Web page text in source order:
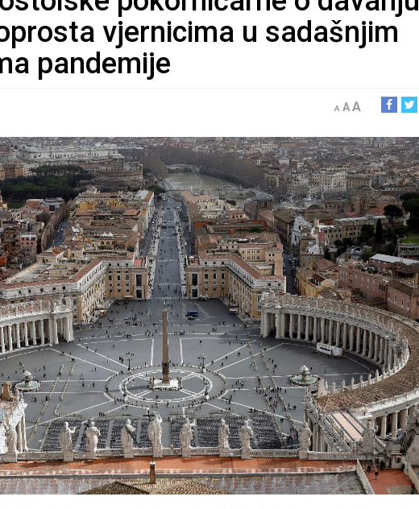
vjernicima u sadašnjim
pandemije
A AA